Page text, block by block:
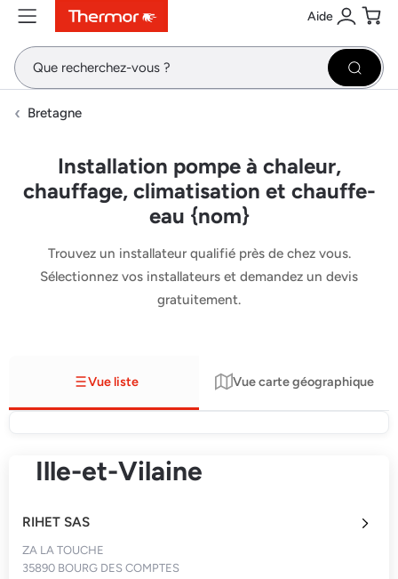
ContenuMenuRecherche Aide
Se
Bretagne
Installation pompe à chaleur,
chauffage, climatisation et chauffe-
eau {nom}
Trouvez un installateur qualifié près de chez vous.
Sélectionnez vos installateurs et demandez un devis
gratuitement.
Vue liste Vue carte géographique
Ille-et-Vilaine
RIHET SAS
ZA LA TOUCHE
35890 BOURG DES COMPTES